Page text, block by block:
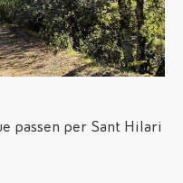
passen per Sant Hilari